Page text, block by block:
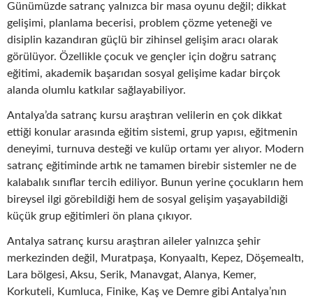
Günümüzde satranç yalnızca bir masa oyunu değil; dikkat
gelişimi, planlama becerisi, problem çözme yeteneği ve
disiplin kazandıran güçlü bir zihinsel gelişim aracı olarak
görülüyor. Özellikle çocuk ve gençler için doğru satranç
eğitimi, akademik başarıdan sosyal gelişime kadar birçok
alanda olumlu katkılar sağlayabiliyor.
Antalya’da satranç kursu araştıran velilerin en çok dikkat
ettiği konular arasında eğitim sistemi, grup yapısı, eğitmenin
deneyimi, turnuva desteği ve kulüp ortamı yer alıyor. Modern
satranç eğitiminde artık ne tamamen birebir sistemler ne de
kalabalık sınıflar tercih ediliyor. Bunun yerine çocukların hem
bireysel ilgi görebildiği hem de sosyal gelişim yaşayabildiği
küçük grup eğitimleri ön plana çıkıyor.
Antalya satranç kursu araştıran aileler yalnızca şehir
merkezinden değil, Muratpaşa, Konyaaltı, Kepez, Döşemealtı,
Lara bölgesi, Aksu, Serik, Manavgat, Alanya, Kemer,
Korkuteli, Kumluca, Finike, Kaş ve Demre gibi Antalya’nın